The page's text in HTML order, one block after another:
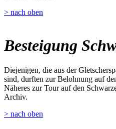
> nach oben
Besteigung
Diejenigen, die aus der
sind, durften zur Belohnung auf
Näheres zur Tour auf den
Archiv.
> nach oben